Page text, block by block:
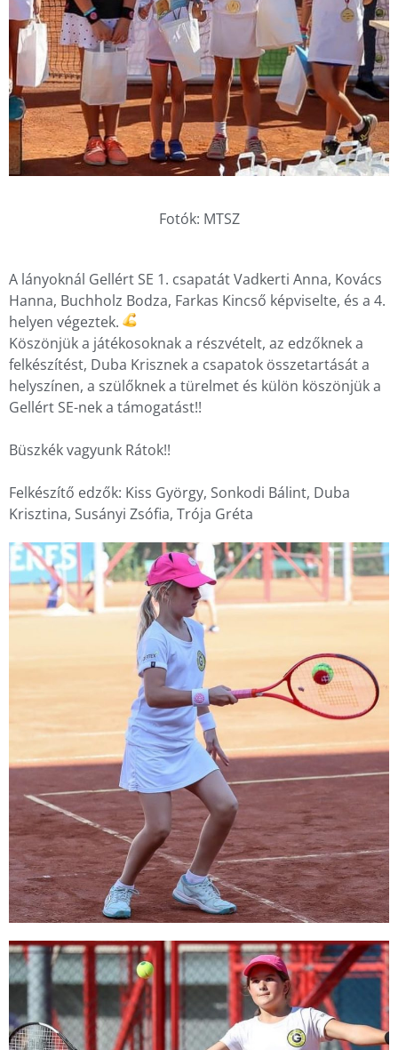
Fotók: MTSZ
A lányoknál Gellért SE 1. csapatát Vadkerti Anna, Kovács
Hanna, Buchholz Bodza, Farkas Kincső képviselte, és a 4.
helyen végeztek.
Köszönjük a játékosoknak a részvételt, az edzőknek a
felkészítést, Duba Krisznek a csapatok összetartását a
helyszínen, a szülőknek a türelmet és külön köszönjük a
Gellért SE-nek a támogatást!!
Büszkék vagyunk Rátok!!
Felkészítő edzők: Kiss György, Sonkodi Bálint, Duba
Krisztina, Susányi Zsófia, Trója Gréta